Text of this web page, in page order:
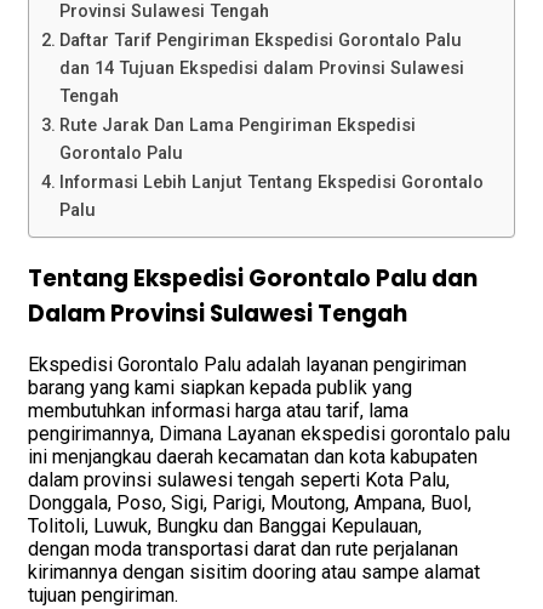
Provinsi Sulawesi Tengah
Daftar Tarif Pengiriman Ekspedisi Gorontalo Palu
dan 14 Tujuan Ekspedisi dalam Provinsi Sulawesi
Tengah
Rute Jarak Dan Lama Pengiriman Ekspedisi
Gorontalo Palu
Informasi Lebih Lanjut Tentang Ekspedisi Gorontalo
Palu
Tentang Ekspedisi Gorontalo Palu dan
Dalam Provinsi Sulawesi Tengah
Ekspedisi Gorontalo Palu adalah layanan pengiriman
barang yang kami siapkan kepada publik yang
membutuhkan informasi harga atau tarif, lama
pengirimannya, Dimana Layanan ekspedisi gorontalo palu
ini menjangkau daerah kecamatan dan kota kabupaten
dalam provinsi sulawesi tengah seperti Kota Palu,
Donggala, Poso, Sigi, Parigi, Moutong, Ampana, Buol,
Tolitoli, Luwuk, Bungku dan Banggai Kepulauan,
dengan moda transportasi darat dan rute perjalanan
kirimannya dengan sisitim dooring atau sampe alamat
tujuan pengiriman.